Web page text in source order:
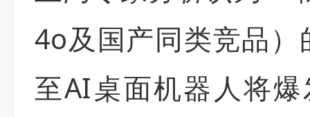
4o及国产同类竞品
至AI桌面机器人将